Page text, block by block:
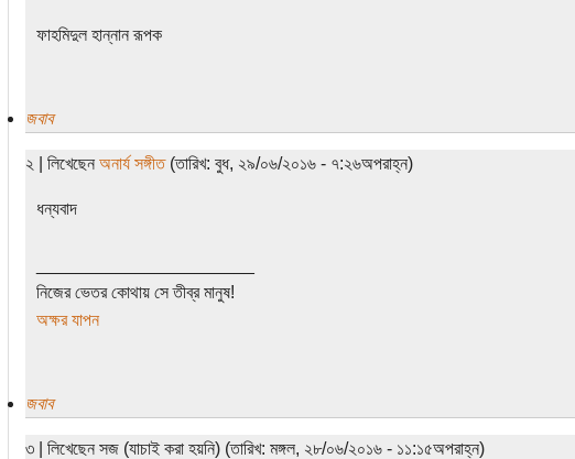
ফাহমিদুল হান্নান রূপক
জবাব
২ | লিখেছেন অনার্য সঙ্গীত(তারিখ: বুধ, ২৯/০৬/২০১৬ - ৭:২৬অপরাহ্ন)
ধন্যবাদ
নিজের ভেতর কোথায় সে তীব্র মানুষ!
অক্ষর যাপন
জবাব
৩ | লিখেছেন সজ (যাচাই করা হয়নি) (তারিখ: মঙ্গল, ২৮/০৬/২০১৬ - ১১:১৫অপরাহ্ন)